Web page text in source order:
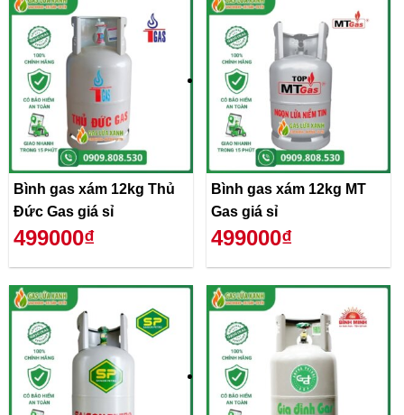
Bình gas xám 12kg Thủ
Đức Gas giá sỉ
499000₫
Bình gas xám 12kg MT
Gas giá sỉ
499000₫